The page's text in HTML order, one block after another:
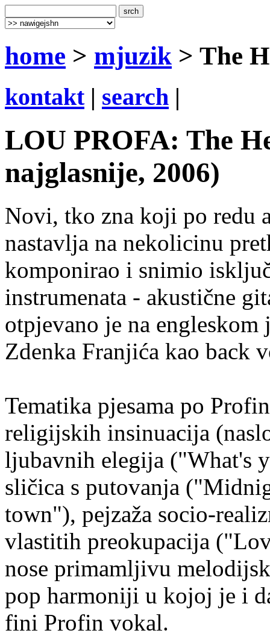
home > mjuzik > The
kontakt| search |
LOU PROFA: The
najglasnije, 2006)
Novi, tko zna koji po redu
nastavlja na nekolicinu
komponirao i snimio
instrumenata - akustične
otpjevano je na
Zdenka Franjića kao back
Tematika pjesama po
religijskih insinuacija
ljubavnih elegija ("What's
sličica s putovanja
town"), pejzaža socio-
vlastitih preokupacija
nose primamljivu
pop harmoniji u kojoj je i
fini Profin vokal.